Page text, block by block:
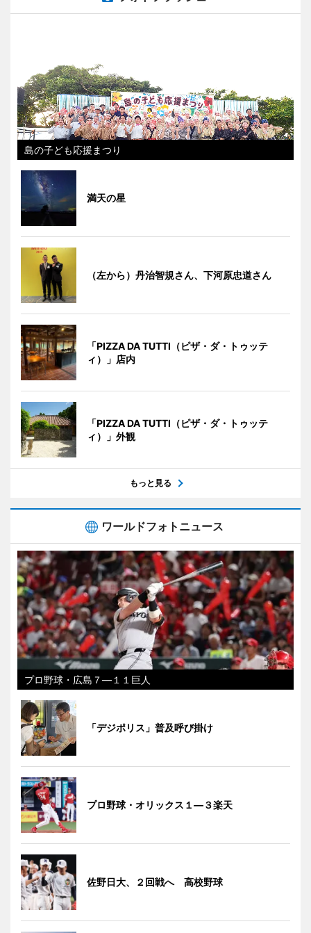
島の子ども応援まつり
満天の星
（左から）丹治智規さん、下河原忠道さん
「PIZZA DA TUTTI（ピザ・ダ・トゥッテ
ィ）」店内
「PIZZA DA TUTTI（ピザ・ダ・トゥッテ
ィ）」外観
もっと見る
ワールドフォトニュース
プロ野球・広島７―１１巨人
「デジポリス」普及呼び掛け
プロ野球・オリックス１―３楽天
佐野日大、２回戦へ 高校野球